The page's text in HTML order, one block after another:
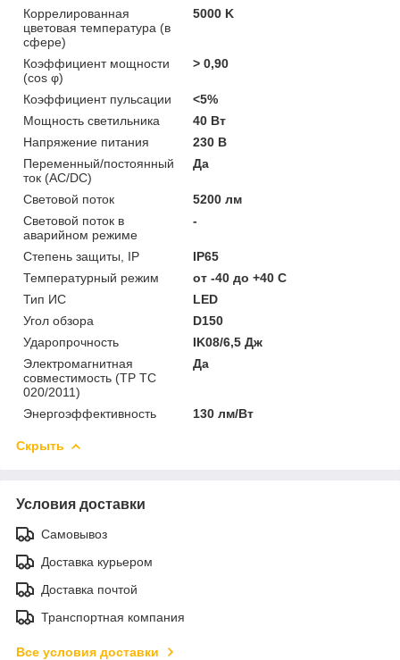
Коррелированная
цветовая температура (в
сфере)
5000 K
Коэффициент мощности
(cos φ)
> 0,90
Коэффициент пульсации
<5%
Мощность светильника
40 Вт
Напряжение питания
230 В
Переменный/постоянный
ток (AC/DC)
Да
Световой поток
5200 лм
Световой поток в
аварийном режиме
-
Степень защиты, IP
IP65
Температурный режим
от -40 до +40 C
Тип ИС
LED
Угол обзора
D150
Ударопрочность
IK08/6,5 Дж
Электромагнитная
совместимость (ТР ТС
020/2011)
Да
Энергоэффективность 130 лм/Вт
Скрыть
Условия доставки
Самовывоз
Доставка курьером
Доставка почтой
Транспортная компания
Все условия доставки